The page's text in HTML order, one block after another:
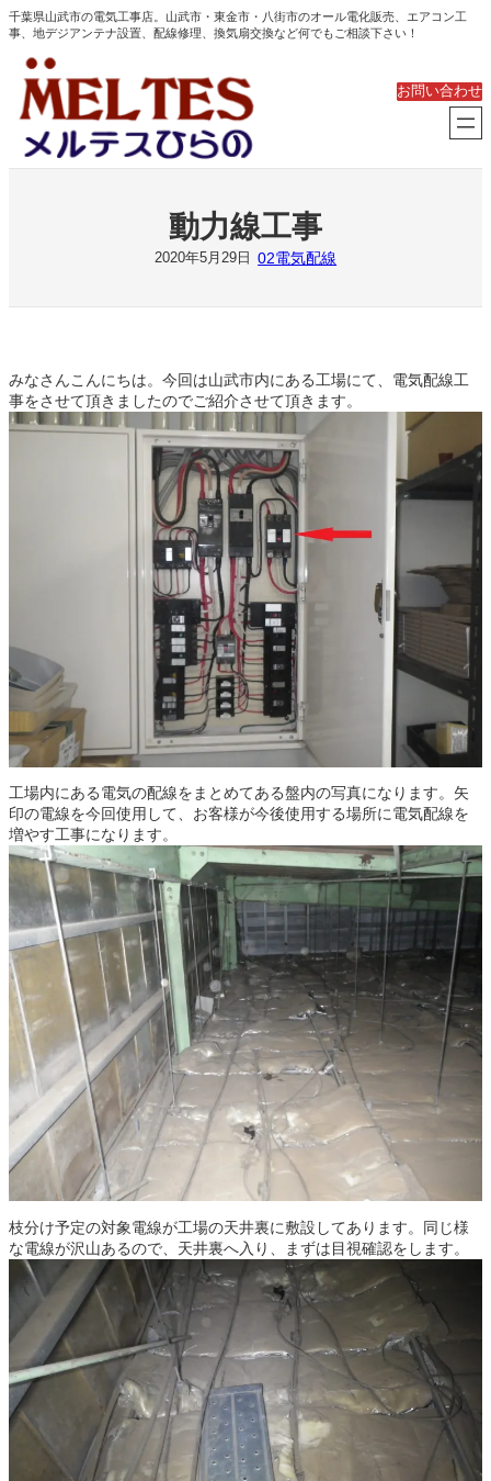
内
容
ッ
千葉県山武市の電気工事店。山武市・東金市・八街市のオール電化販売、エアコン工
事、地デジアンテナ設置、配線修理、換気扇交換など何でもご相談下さい！
お問い合わせ
動力線工事
2020年5月29日 02電気配線
みなさんこんにちは。今回は山武市内にある工場にて、電気配線工
事をさせて頂きましたのでご紹介させて頂きます。
工場内にある電気の配線をまとめてある盤内の写真になります。矢
印の電線を今回使用して、お客様が今後使用する場所に電気配線を
増やす工事になります。
枝分け予定の対象電線が工場の天井裏に敷設してあります。同じ様
な電線が沢山あるので、天井裏へ入り、まずは目視確認をします。